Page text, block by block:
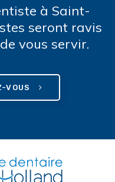
à Saint-
seront ravis
vous servir.
VOUS